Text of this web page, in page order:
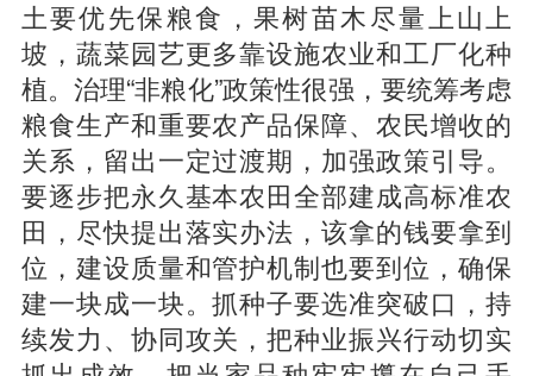
土要优先保粮食，果树苗木尽量上山上
坡，蔬菜园艺更多靠设施农业和工厂化种
植。治理“非粮化”政策性很强，要统筹考虑
粮食生产和重要农产品保障、农民增收的
关系，留出一定过渡期，加强政策引导。
要逐步把永久基本农田全部建成高标准农
田，尽快提出落实办法，该拿的钱要拿到
位，建设质量和管护机制也要到位，确保
建一块成一块。抓种子要选准突破口，持
续发力、协同攻关，把种业振兴行动切实